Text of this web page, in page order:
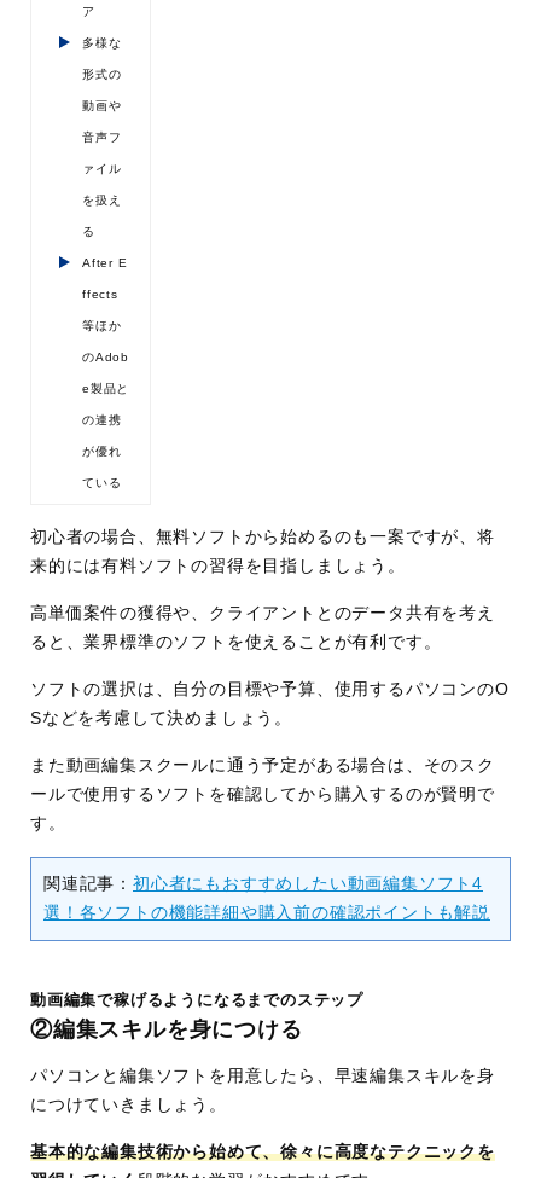
ア
多様な
形式の
動画や
音声フ
ァイル
を扱え
る
After E
ffects
等ほか
のAdob
e製品と
の連携
が優れ
ている
初心者の場合、無料ソフトから始めるのも一案ですが、将
来的には有料ソフトの習得を目指しましょう。
高単価案件の獲得や、クライアントとのデータ共有を考え
ると、業界標準のソフトを使えることが有利です。
ソフトの選択は、自分の目標や予算、使用するパソコンのO
Sなどを考慮して決めましょう。
また動画編集スクールに通う予定がある場合は、そのスク
ールで使用するソフトを確認してから購入するのが賢明で
す。
関連記事： 初心者にもおすすめしたい動画編集ソフト4
選！各ソフトの機能詳細や購入前の確認ポイントも解説
動画編集で稼げるようになるまでのステップ
②編集スキルを身につける
パソコンと編集ソフトを用意したら、早速編集スキルを身
につけていきましょう。
基本的な編集技術から始めて、徐々に高度なテクニックを